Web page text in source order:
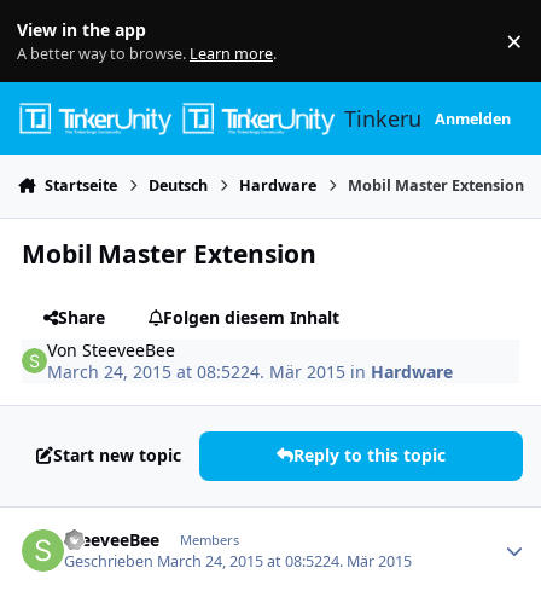
View in the app
A better way to browse. Learn more. ×
TinkerunityAnmelden
Startseite Deutsch Hardware Mobil Master Extension
Mobil Master Extension
Share
Folgen diesem Inhalt
VonSteeveeBee
March 24, 2015 at 08:5224. Mär 2015 in Hardware
Start new topic Reply to this topic
SteeveeBee Members
Geschrieben March 24, 2015 at 08:5224. Mär 2015